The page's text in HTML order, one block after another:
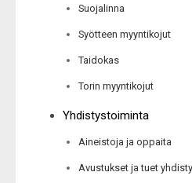
Suojalinna
Syötteen myyntikojut
Taidokas
Torin myyntikojut
Yhdistystoiminta
Aineistoja ja oppaita
Avustukset ja tuet